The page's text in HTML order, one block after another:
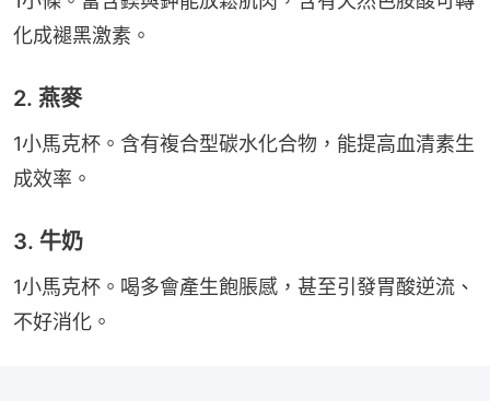
化成褪黑激素。
2. 燕麥
1小馬克杯。含有複合型碳水化合物，能提高血清素生
成效率。
3. 牛奶
1小馬克杯。喝多會產生飽脹感，甚至引發胃酸逆流、
不好消化。